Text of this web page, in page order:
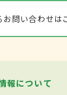
お問い合わせは
報について